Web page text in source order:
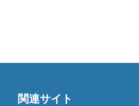
関連サイト